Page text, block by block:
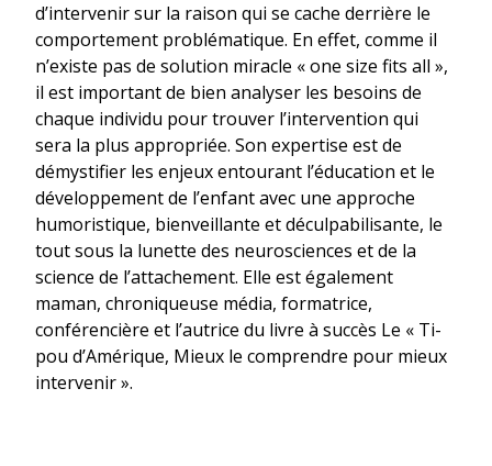
d’intervenir sur la raison qui se cache derrière le
comportement problématique. En effet, comme il
n’existe pas de solution miracle « one size fits all »,
il est important de bien analyser les besoins de
chaque individu pour trouver l’intervention qui
sera la plus appropriée. Son expertise est de
démystifier les enjeux entourant l’éducation et le
développement de l’enfant avec une approche
humoristique, bienveillante et déculpabilisante, le
tout sous la lunette des neurosciences et de la
science de l’attachement. Elle est également
maman, chroniqueuse média, formatrice,
conférencière et l’autrice du livre à succès Le « Ti-
pou d’Amérique, Mieux le comprendre pour mieux
intervenir ».